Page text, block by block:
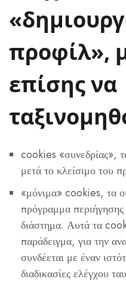
προφίλ»,
επίσης να
cookies «συνεδρίας»,
μετά το κλείσιμο του
«μόνιμα» cookies, τα
πρόγραμμα περιήγησης
διάστημα. Αυτά τα
παράδειγμα, για την
συνδέεται με έναν
διαδικασίες ελέγχου